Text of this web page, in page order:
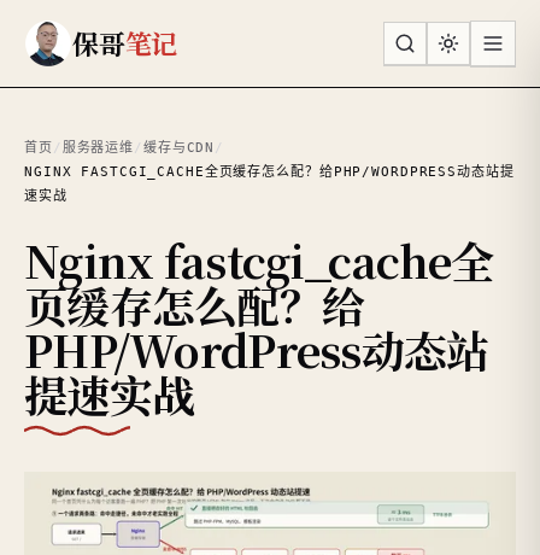
保哥笔记
首页/ 服务器运维/ 缓存与CDN /
NGINX FASTCGI_CACHE全页缓存怎么配？给PHP/WORDPRESS动态站提
速实战
Nginx fastcgi_cache全
页缓存怎么配？给
PHP/WordPress动态站
提速实战